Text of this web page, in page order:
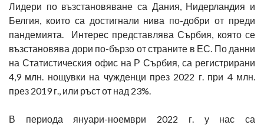
Лидери по възстановяване са Дания, Нидерландия и
Белгия, които са достигнали нива по-добри от преди
пандемията. Интерес представлява Сърбия, която се
възстановява дори по-бързо от страните в ЕС. По данни
на Статистическия офис на Р Сърбия, са регистрирани
4,9 млн. нощувки на чужденци през 2022 г. при 4 млн.
през 2019 г., или ръст от над 23%.
В периода януари-ноември 2022 г. у нас са